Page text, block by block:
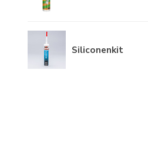
Siliconenkit